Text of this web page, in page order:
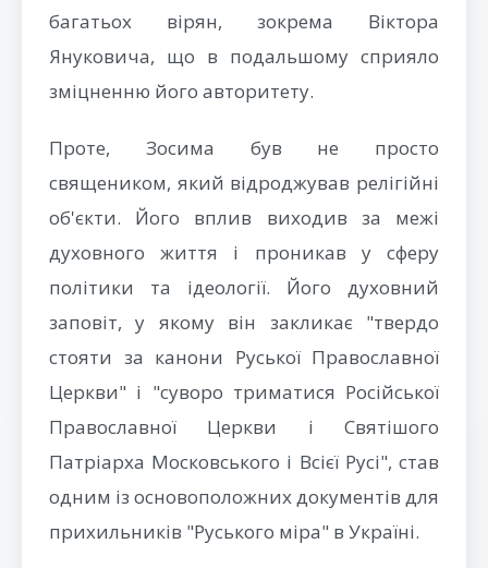
багатьох вірян, зокрема Віктора
Януковича, що в подальшому сприяло
зміцненню його авторитету.
Проте, Зосима був не просто
священиком, який відроджував релігійні
об'єкти. Його вплив виходив за межі
духовного життя і проникав у сферу
політики та ідеології. Його духовний
заповіт, у якому він закликає "твердо
стояти за канони Руської Православної
Церкви" і "суворо триматися Російської
Православної Церкви і Святішого
Патріарха Московського і Всієї Русі", став
одним із основоположних документів для
прихильників "Руського міра" в Україні.